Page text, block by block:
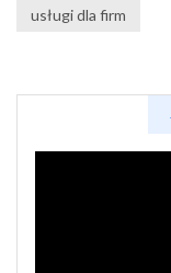
usługi dla firm